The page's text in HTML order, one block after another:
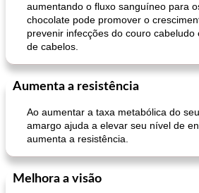
aumentando o fluxo sanguíneo para
chocolate pode promover o
prevenir infecções do couro cabeludo
de cabelos.
Aumenta a resistência
Ao aumentar a taxa metabólica do
amargo ajuda a elevar seu nível de
aumenta a resistência.
Melhora a visão